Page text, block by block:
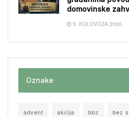
domovinske
5. KOLOVOZA 2026.
Oznake
advent akcija bbz bez